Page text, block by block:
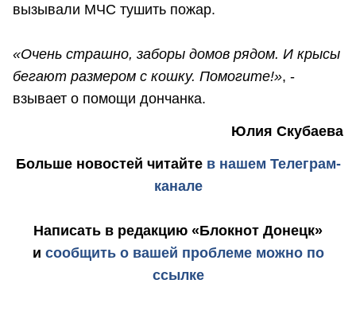
вызывали МЧС тушить пожар.
«Очень страшно, заборы домов рядом. И крысы
бегают размером с кошку. Помогите!», -
взывает о помощи дончанка.
Юлия Скубаева
Больше новостей читайте в нашем Телеграм-
канале
Написать в редакцию «Блокнот Донецк»
и сообщить о вашей проблеме можно по
ссылке